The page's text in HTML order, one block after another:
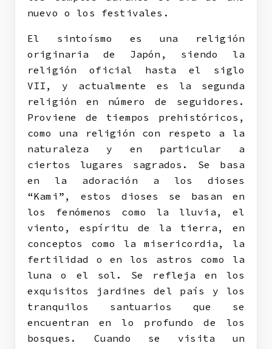
nuevo o los festivales.
El sintoísmo es una religión
originaria de Japón, siendo la
religión oficial hasta el siglo
VII, y actualmente es la segunda
religión en número de seguidores.
Proviene de tiempos prehistóricos,
como una religión con respeto a la
naturaleza y en particular a
ciertos lugares sagrados. Se basa
en la adoración a los dioses
“Kami”, estos dioses se basan en
los fenómenos como la lluvia, el
viento, espíritu de la tierra, en
conceptos como la misericordia, la
fertilidad o en los astros como la
luna o el sol. Se refleja en los
exquisitos jardines del país y los
tranquilos santuarios que se
encuentran en lo profundo de los
bosques. Cuando se visita un